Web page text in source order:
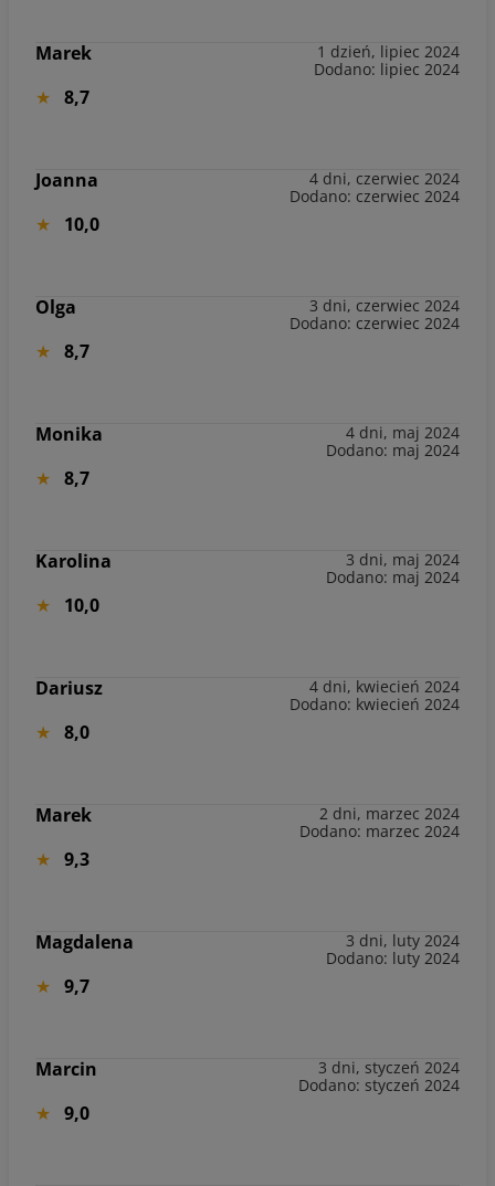
Marek
1 dzień, lipiec 2024
Dodano: lipiec 2024
8,7
Joanna
4 dni, czerwiec 2024
Dodano: czerwiec 2024
10,0
Olga
3 dni, czerwiec 2024
Dodano: czerwiec 2024
8,7
Monika
4 dni, maj 2024
Dodano: maj 2024
8,7
Karolina
3 dni, maj 2024
Dodano: maj 2024
10,0
Dariusz
4 dni, kwiecień 2024
Dodano: kwiecień 2024
8,0
Marek
2 dni, marzec 2024
Dodano: marzec 2024
9,3
Magdalena
3 dni, luty 2024
Dodano: luty 2024
9,7
Marcin
3 dni, styczeń 2024
Dodano: styczeń 2024
9,0